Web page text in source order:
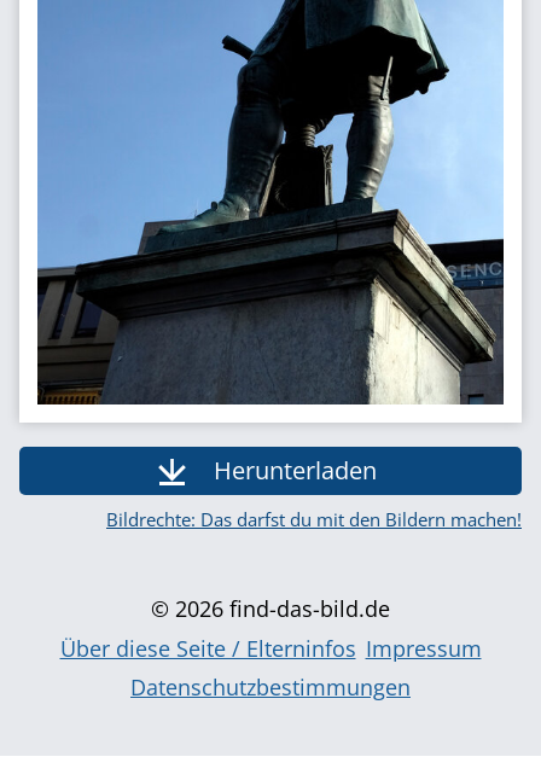
Herunterladen
Bildrechte: Das darfst du mit den Bildern machen!
© 2026 find-das-bild.de
Über diese Seite / Elterninfos Impressum
Datenschutzbestimmungen